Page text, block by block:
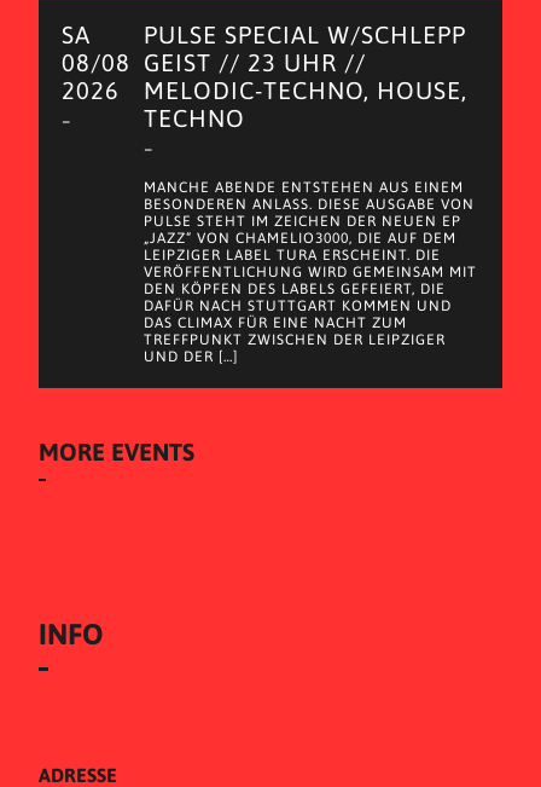
SA
08/08
2026
–
PULSE SPECIAL W/SCHLEPP
GEIST // 23 UHR //
MELODIC-TECHNO, HOUSE,
TECHNO
–
MANCHE ABENDE ENTSTEHEN AUS EINEM
BESONDEREN ANLASS. DIESE AUSGABE VON
PULSE STEHT IM ZEICHEN DER NEUEN EP
„JAZZ“ VON CHAMELIO3000, DIE AUF DEM
LEIPZIGER LABEL TURA ERSCHEINT. DIE
VERÖFFENTLICHUNG WIRD GEMEINSAM MIT
DEN KÖPFEN DES LABELS GEFEIERT, DIE
DAFÜR NACH STUTTGART KOMMEN UND
DAS CLIMAX FÜR EINE NACHT ZUM
TREFFPUNKT ZWISCHEN DER LEIPZIGER
UND DER […]
MORE EVENTS
INFO
ADRESSE